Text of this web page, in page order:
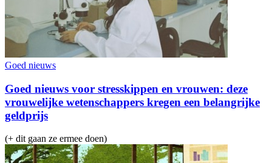
Goed nieuws
Goed nieuws voor stresskippen en vrouwen: deze
vrouwelijke wetenschappers kregen een belangrijke
geldprijs
(+ dit gaan ze ermee doen)